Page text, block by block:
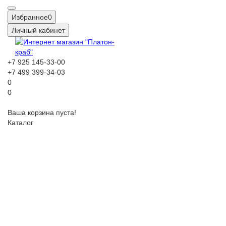
Избранное0
Личный кабинет
+7 925 145-33-00
+7 499 399-34-03
0
0
Ваша корзина пуста!
Каталог